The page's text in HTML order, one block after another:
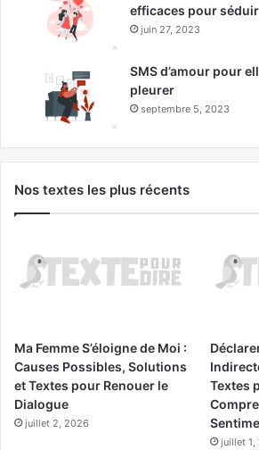
efficaces pour
juin 27, 2023
SMS d’amour pour
pleurer
septembre 5, 2023
Nos textes les plus récents
Ma Femme S’éloigne de Moi :
Causes Possibles, Solutions
et Textes pour Renouer le
Dialogue
juillet 2, 2026
Textes
juillet 1,